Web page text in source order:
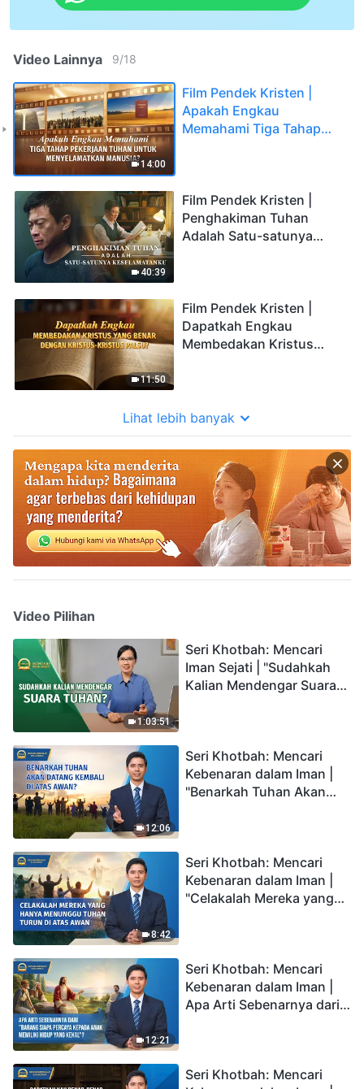
Video Lainnya 9/18
14:00
Film Pendek Kristen |
Apakah Engkau
Memahami Tiga Tahap
40:39
Film Pendek Kristen |
Penghakiman Tuhan
Adalah Satu-satunya
11:50
Film Pendek Kristen |
Dapatkah Engkau
Membedakan Kristus
Lihat lebih banyak
Video Pilihan
1:03:51
Seri Khotbah: Mencari
Iman Sejati | "Sudahkah
Kalian Mendengar Suara
12:06
Seri Khotbah: Mencari
Kebenaran dalam Iman |
"Benarkah Tuhan Akan
8:42
Seri Khotbah: Mencari
Kebenaran dalam Iman |
"Celakalah Mereka yang
12:21
Seri Khotbah: Mencari
Kebenaran dalam Iman |
Apa Arti Sebenarnya dari
Seri Khotbah: Mencari